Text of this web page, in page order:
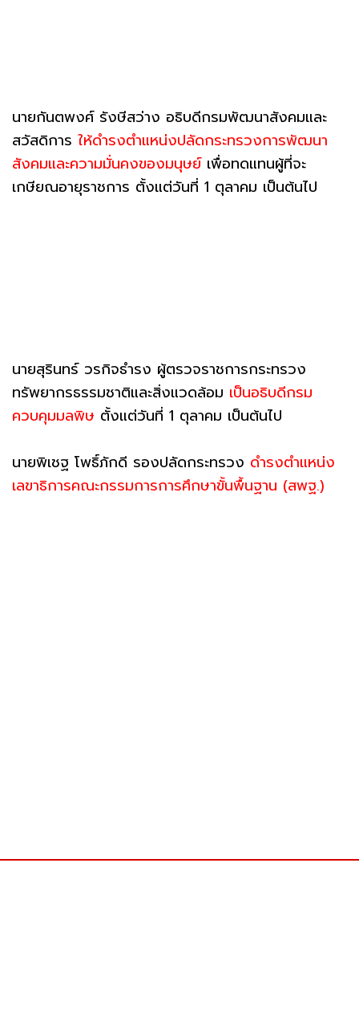
นายกันตพงศ์ รังษีสว่าง อธิบดีกรมพัฒนาสังคมและ
สวัสดิการ ให้ดำรงตำแหน่งปลัดกระทรวงการพัฒนา
สังคมและความมั่นคงของมนุษย์เพื่อทดแทนผู้ที่จะ
เกษียณอายุราชการ ตั้งแต่วันที่ 1 ตุลาคม เป็นต้นไป
นายสุรินทร์ วรกิจธำรง ผู้ตรวจราชการกระทรวง
ทรัพยากรธรรมชาติและสิ่งแวดล้อม เป็นอธิบดีกรม
ควบคุมมลพิษ ตั้งแต่วันที่ 1 ตุลาคม เป็นต้นไป
นายพิเชฐ โพธิ์ภักดี รองปลัดกระทรวง ดำรงตำแหน่ง
เลขาธิการคณะกรรมการการศึกษาขั้นพื้นฐาน (สพฐ.)